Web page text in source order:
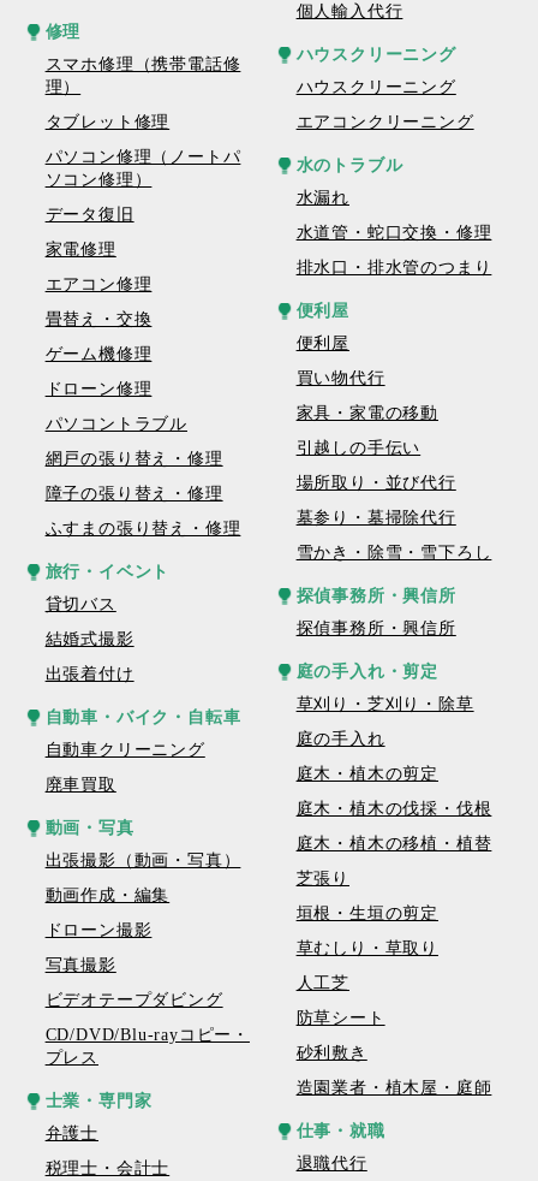
修理
スマホ修理（携帯電話修
理）
タブレット修理
パソコン修理（ノートパ
ソコン修理）
データ復旧
家電修理
エアコン修理
畳替え・交換
ゲーム機修理
ドローン修理
パソコントラブル
網戸の張り替え・修理
障子の張り替え・修理
ふすまの張り替え・修理
旅行・イベント
貸切バス
結婚式撮影
出張着付け
自動車・バイク・自転車
自動車クリーニング
廃車買取
動画・写真
出張撮影（動画・写真）
動画作成・編集
ドローン撮影
写真撮影
ビデオテープダビング
CD/DVD/Blu-rayコピー・
プレス
士業・専門家
弁護士
税理士・会計士
個人輸入代行
ハウスクリーニング
ハウスクリーニング
エアコンクリーニング
水のトラブル
水漏れ
水道管・蛇口交換・修理
排水口・排水管のつまり
便利屋
便利屋
買い物代行
家具・家電の移動
引越しの手伝い
場所取り・並び代行
墓参り・墓掃除代行
雪かき・除雪・雪下ろし
探偵事務所・興信所
探偵事務所・興信所
庭の手入れ・剪定
草刈り・芝刈り・除草
庭の手入れ
庭木・植木の剪定
庭木・植木の伐採・伐根
庭木・植木の移植・植替
芝張り
垣根・生垣の剪定
草むしり・草取り
人工芝
防草シート
砂利敷き
造園業者・植木屋・庭師
仕事・就職
退職代行